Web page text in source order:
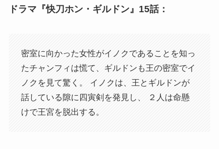
ドラマ『快刀ホン・ギルドン』15話：
密室に向かった女性がイノクであることを知っ
たチャンフィは慌て、ギルドンも王の密室でイ
ノクを見て驚く。 イノクは、王とギルドンが
話している隙に四寅剣を発見し、 ２人は命懸
けで王宮を脱出する。